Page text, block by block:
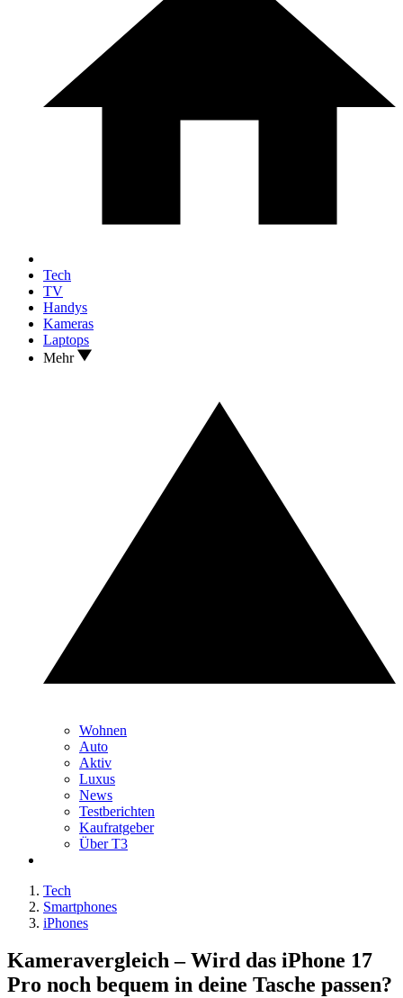
Tech
TV
Handys
Kameras
Laptops
Mehr
Wohnen
Auto
Aktiv
Luxus
News
Testberichten
Kaufratgeber
Über T3
Tech
Smartphones
iPhones
Kameravergleich – Wird das iPhone 17
Pro noch bequem in deine Tasche passen?